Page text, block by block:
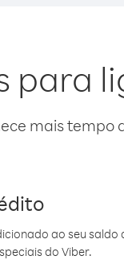
para
mais tempo
ao seu
do Viber.